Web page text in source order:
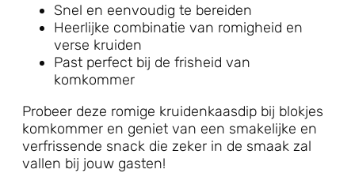
Snel en eenvoudig te bereiden
Heerlijke combinatie van romigheid en
verse kruiden
Past perfect bij de frisheid van
komkommer
Probeer deze romige kruidenkaasdip bij blokjes
komkommer en geniet van een smakelijke en
verfrissende snack die zeker in de smaak zal
vallen bij jouw gasten!